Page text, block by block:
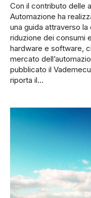
Con il contributo delle
Automazione ha
una guida attraverso
riduzione dei consumi
hardware e software,
mercato
pubblicato il
riporta il…